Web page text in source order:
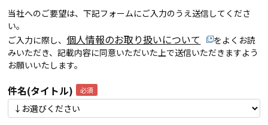
当社へのご要望は、下記フォームにご入力のうえ送信してくださ
い。
ご入力に際し、 個人情報のお取り扱いについて
をよくお読
みいただき、記載内容に同意いただいた上で送信いただきますよう
お願いいたします。
件名(タイトル)